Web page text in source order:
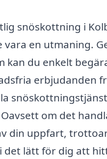
snöskottning i
vara en utmaning.
kan du enkelt
erbjudanden
om det
din uppfart,
det lätt för dig att